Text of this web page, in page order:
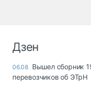
Дзен
06.08 Вышел сборник
перевозчиков об ЭТрН